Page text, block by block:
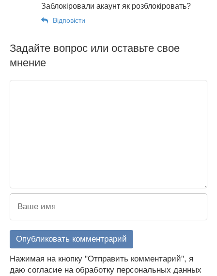
Заблокіровали акаунт як розблокіровать?
Відповіcти
Задайте вопрос или оставьте свое
мнение
Нажимая на кнопку "Отправить комментарий", я
даю согласие на обработку персональных данных